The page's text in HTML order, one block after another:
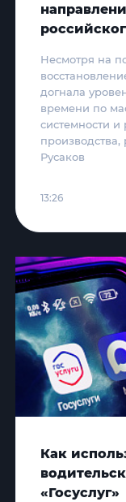
Несмотря на
догнала
времени по
системности
производства,
Русаков
13:26
Как
«Госуслуг»